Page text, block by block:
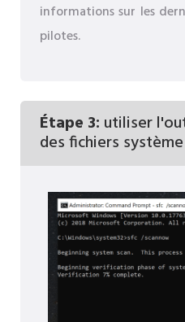
informations sur les
pilotes.
Étape 3: utiliser
des fichiers système